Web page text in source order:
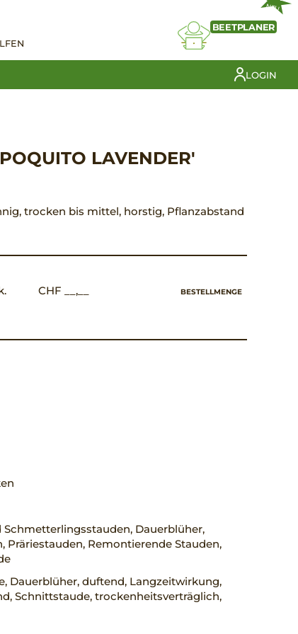
NEU
BEETPLANER
LOGIN
LAVENDER'
trocken bis mittel, horstig, Pflanzabstand
CHF __,__ BESTELLMENGE
Schmetterlingsstauden, Dauerblüher,
Präriestauden, Remontierende Stauden,
Dauerblüher, duftend, Langzeitwirkung,
Schnittstaude, trockenheitsverträglich,